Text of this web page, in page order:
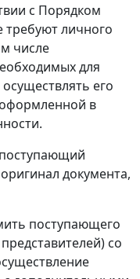
с Порядком
личного
числе
для
его
в
документа,
поступающего
со